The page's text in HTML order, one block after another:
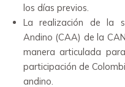
los días previos.
La realización de la
Andino (CAA) de la
manera articulada
participación de
andino.